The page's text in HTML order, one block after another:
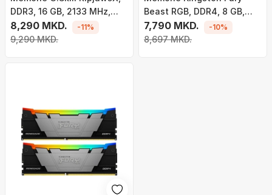
DDR3, 16 GB, 2133 MHz,
CL10, F3-2133C10D-16GXM
8,290 MKD.
9,290 MKD.
-11%
Beast RGB, DDR4, 8 GB,
3200 MHz, CL16,
KF432C16BB2A/8
7,790 MKD.
8,697 MKD.
-10%